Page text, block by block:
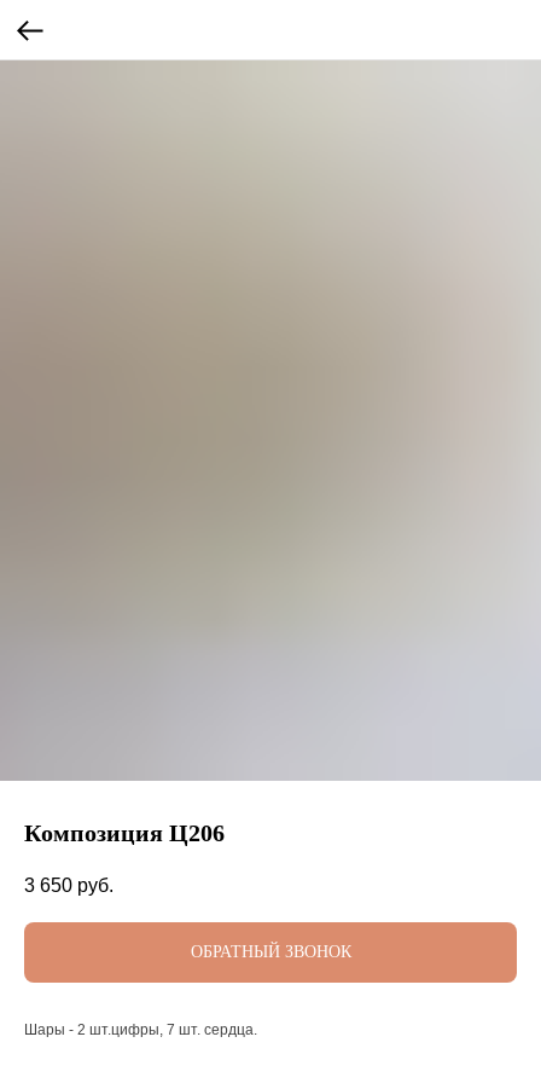
Композиция Ц206
3 650 руб.
ОБРАТНЫЙ ЗВОНОК
Шары - 2 шт.цифры, 7 шт. сердца.